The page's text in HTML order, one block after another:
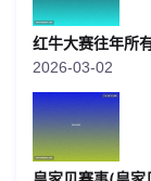
红牛大赛往年所
2026-03-02